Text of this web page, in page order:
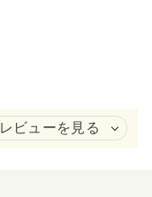
レビューを見る